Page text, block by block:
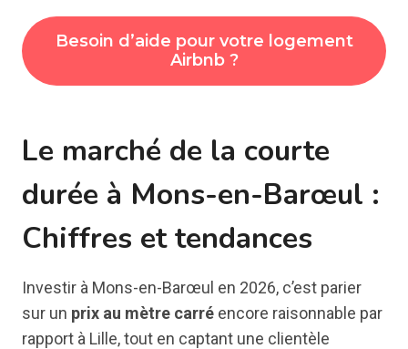
Besoin d’aide pour votre logement
Airbnb ?
Le marché de la courte
durée à Mons-en-Barœul :
Chiffres et tendances
Investir à Mons-en-Barœul en 2026, c’est parier
sur un prix au mètre carré encore raisonnable par
rapport à Lille, tout en captant une clientèle